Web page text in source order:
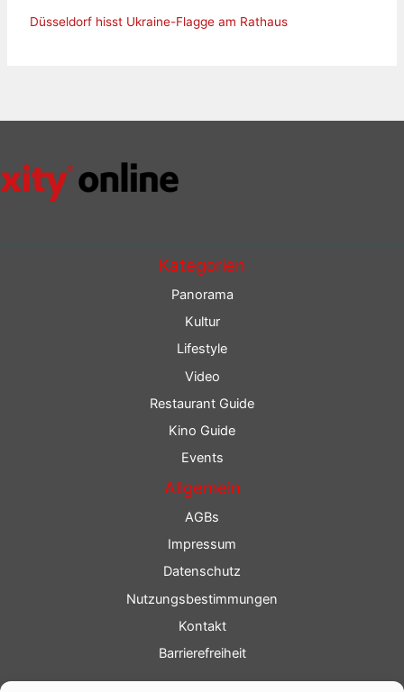
Düsseldorf hisst Ukraine-Flagge am Rathaus
Kategorien
Panorama
Kultur
Lifestyle
Video
Restaurant Guide
Kino Guide
Events
Allgemein
AGBs
Impressum
Datenschutz
Nutzungsbestimmungen
Kontakt
Barrierefreiheit